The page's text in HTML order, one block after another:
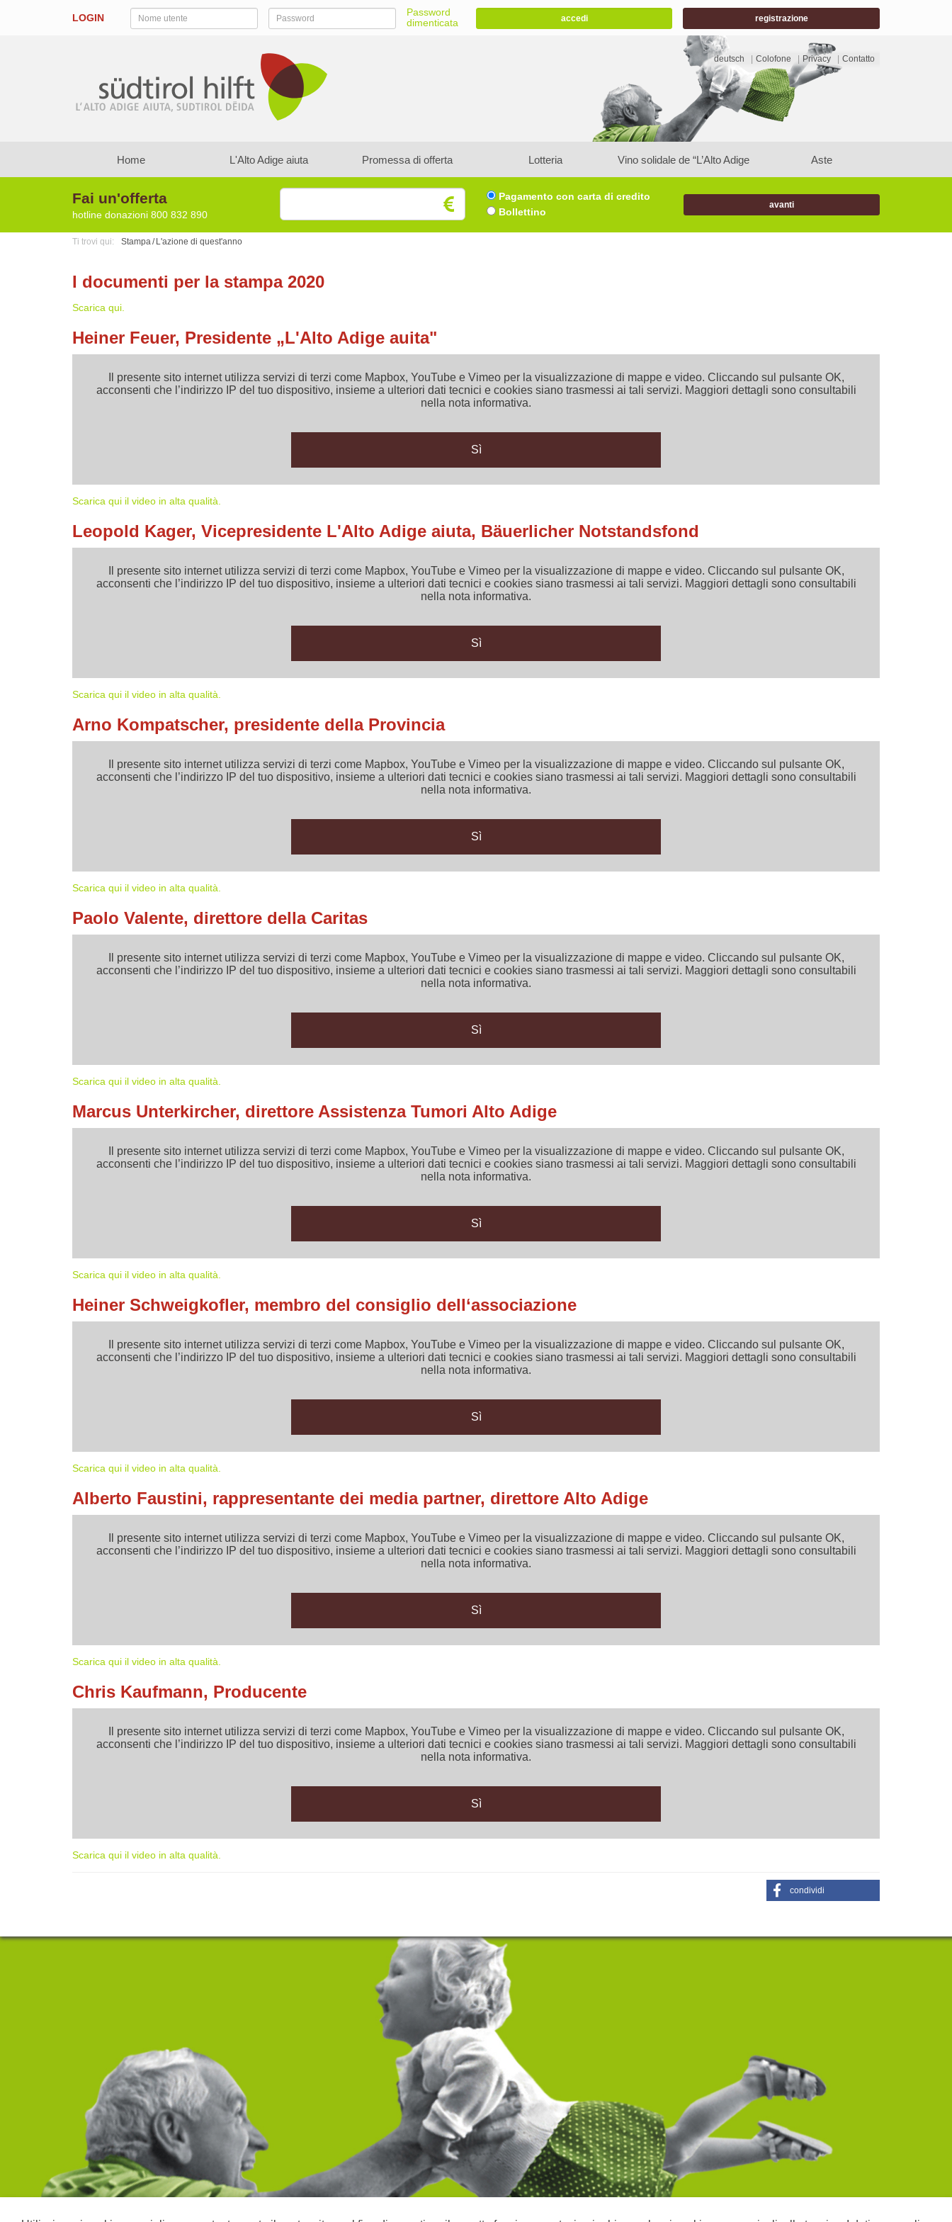
LOGIN
Password
dimenticata
accedi registrazione
deutsch Colofone Privacy Contatto
Home L'Alto Adige aiuta Promessa di offerta Lotteria Vino solidale de “L’Alto Adige
aiuta”
Aste
Fai un'offerta
hotline donazioni 800 832 890
Pagamento con carta di credito
Bollettino
Ti trovi qui: Stampa L'azione di quest'anno
I documenti per la stampa 2020
Scarica qui.
Heiner Feuer, Presidente „L'Alto Adige auita"
Il presente sito internet utilizza servizi di terzi come Mapbox, YouTube e Vimeo per la visualizzazione di mappe e video. Cliccando sul pulsante OK,
acconsenti che l’indirizzo IP del tuo dispositivo, insieme a ulteriori dati tecnici e cookies siano trasmessi ai tali servizi. Maggiori dettagli sono consultabili
nella nota informativa.
Sì
Scarica qui il video in alta qualità.
Leopold Kager, Vicepresidente L'Alto Adige aiuta, Bäuerlicher Notstandsfond
Il presente sito internet utilizza servizi di terzi come Mapbox, YouTube e Vimeo per la visualizzazione di mappe e video. Cliccando sul pulsante OK,
acconsenti che l’indirizzo IP del tuo dispositivo, insieme a ulteriori dati tecnici e cookies siano trasmessi ai tali servizi. Maggiori dettagli sono consultabili
nella nota informativa.
Sì
Scarica qui il video in alta qualità.
Arno Kompatscher, presidente della Provincia
Il presente sito internet utilizza servizi di terzi come Mapbox, YouTube e Vimeo per la visualizzazione di mappe e video. Cliccando sul pulsante OK,
acconsenti che l’indirizzo IP del tuo dispositivo, insieme a ulteriori dati tecnici e cookies siano trasmessi ai tali servizi. Maggiori dettagli sono consultabili
nella nota informativa.
Sì
Scarica qui il video in alta qualità.
Paolo Valente, direttore della Caritas
Il presente sito internet utilizza servizi di terzi come Mapbox, YouTube e Vimeo per la visualizzazione di mappe e video. Cliccando sul pulsante OK,
acconsenti che l’indirizzo IP del tuo dispositivo, insieme a ulteriori dati tecnici e cookies siano trasmessi ai tali servizi. Maggiori dettagli sono consultabili
nella nota informativa.
Sì
Scarica qui il video in alta qualità.
Marcus Unterkircher, direttore Assistenza Tumori Alto Adige
Il presente sito internet utilizza servizi di terzi come Mapbox, YouTube e Vimeo per la visualizzazione di mappe e video. Cliccando sul pulsante OK,
acconsenti che l’indirizzo IP del tuo dispositivo, insieme a ulteriori dati tecnici e cookies siano trasmessi ai tali servizi. Maggiori dettagli sono consultabili
nella nota informativa.
Sì
Scarica qui il video in alta qualità.
Heiner Schweigkofler, membro del consiglio dell‘associazione
Il presente sito internet utilizza servizi di terzi come Mapbox, YouTube e Vimeo per la visualizzazione di mappe e video. Cliccando sul pulsante OK,
acconsenti che l’indirizzo IP del tuo dispositivo, insieme a ulteriori dati tecnici e cookies siano trasmessi ai tali servizi. Maggiori dettagli sono consultabili
nella nota informativa.
Sì
Scarica qui il video in alta qualità.
Alberto Faustini, rappresentante dei media partner, direttore Alto Adige
Il presente sito internet utilizza servizi di terzi come Mapbox, YouTube e Vimeo per la visualizzazione di mappe e video. Cliccando sul pulsante OK,
acconsenti che l’indirizzo IP del tuo dispositivo, insieme a ulteriori dati tecnici e cookies siano trasmessi ai tali servizi. Maggiori dettagli sono consultabili
nella nota informativa.
Sì
Scarica qui il video in alta qualità.
Chris Kaufmann, Producente
Il presente sito internet utilizza servizi di terzi come Mapbox, YouTube e Vimeo per la visualizzazione di mappe e video. Cliccando sul pulsante OK,
acconsenti che l’indirizzo IP del tuo dispositivo, insieme a ulteriori dati tecnici e cookies siano trasmessi ai tali servizi. Maggiori dettagli sono consultabili
nella nota informativa.
Sì
Scarica qui il video in alta qualità.
condividi